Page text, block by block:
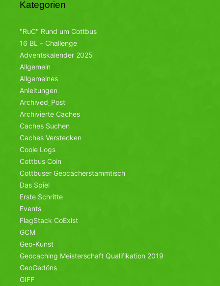
Kategorien
"RuC" Rund um Cottbus
16 BL – Challenge
Adventskalender 2025
Allgemein
Allgemeines
Anleitungen
Archived_Post
Archivierte Caches
Caches Suchen
Caches Verstecken
Coole Logs
Cottbus Coin
Cottbuser Geocacherstammtisch
Das Spiel
Erste Schritte
Events
FlagStack CoExist
GCM
Geo-Kunst
Geocaching Meisterschaft Qualifikation 2019
GeoGedöns
GIFF